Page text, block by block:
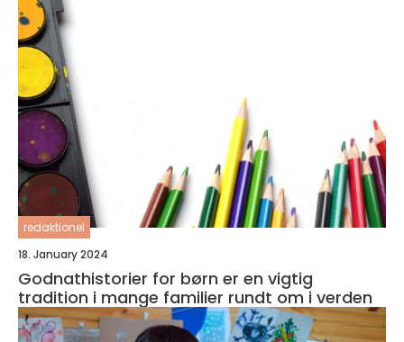
redaktionel
18. January 2024
Godnathistorier for børn er en vigtig
tradition i mange familier rundt om i verden